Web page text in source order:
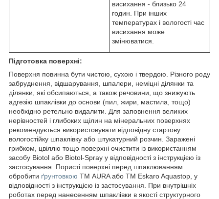
висихання - близько 24
годин. При інших
температурах і вологості час
висихання може
змінюватися.
Підготовка поверхні:
Поверхня повинна бути чистою, сухою і твердою. Різного роду
забруднення, відшарування, шпалери, неміцні ділянки та
ділянки, які обсипаються, а також речовини, що знижують
адгезію шпаклівки до основи (пил, жири, мастила, тощо)
необхідно ретельно видалити. Для заповнення великих
нерівностей і глибоких щілин на мінеральних поверхнях
рекомендується використовувати відповідну стартову
вологостійку шпаклівку або штукатурний розчин. Заражені
грибком, цвіллю тощо поверхні очистити із використанням
засобу Biotol або Biotol-Spray у відповідності з інструкцією із
застосування. Пористі поверхні перед шпаклюванням
обробити ґрунтовкою ТМ AURA або ТМ Eskaro Aquastop, у
відповідності з інструкцією із застосування. При внутрішніх
роботах перед нанесенням шпаклівки в якості структурного